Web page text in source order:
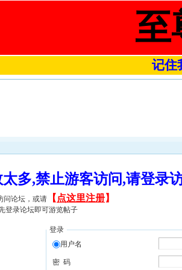
至
记住
太多,禁止游客访问,请登
问论坛，或请 【 点这里注册】
登录论坛即可游览帖子
登录
用户名
密 码